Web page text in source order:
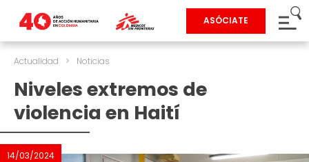
ASÓCIATE
Actualidad > Noticias
Niveles extremos de
violencia en Haití
14/03/2024